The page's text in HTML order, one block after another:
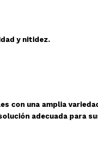
y nitidez.
con una amplia
adecuada para